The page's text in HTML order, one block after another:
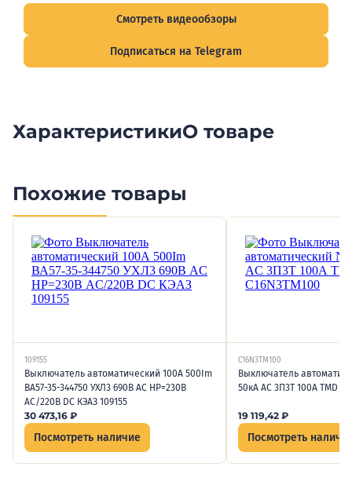
Смотреть видеообзоры
Подписаться на Telegram
ХарактеристикиО товаре
Похожие товары
109155
Выключатель автоматический 100А 500Im
ВА57-35-344750 УХЛ3 690В AC НР=230В
AC/220В DC КЭАЗ 109155
30 473,16 ₽
Посмотреть наличие
C16N3TM100
Выключатель
50кА AC 3П3Т 100А TMD
19 119,42 ₽
Посмотреть